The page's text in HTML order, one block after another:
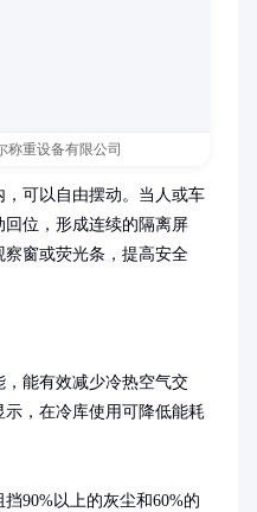
称重设备有限公司
可以自由摆动。当人或车
位，形成连续的隔离屏
察窗或荧光条，提高安全
能有效减少冷热空气交
，在冷库使用可降低能耗
90%以上的灰尘和60%的